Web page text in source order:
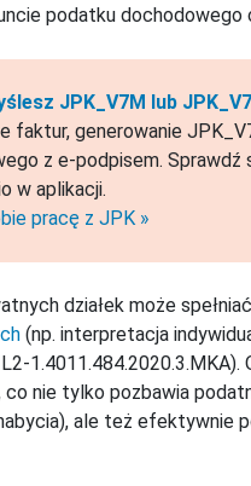
podatku dochodowego
JPK_V7M lub
faktur, generowanie
z e-podpisem.
w aplikacji.
pracę z JPK »
działek może
(np. interpretacja
nie tylko pozbawia
ale też efektywnie